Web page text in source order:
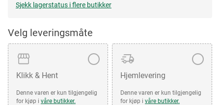
Sjekk lagerstatus i flere butikker
Velg leveringsmåte
Klikk & Hent
Denne varen er kun tilgjengelig
for kjøp i våre butikker.
Hjemlevering
Denne varen er kun tilgjengelig
for kjøp i våre butikker.